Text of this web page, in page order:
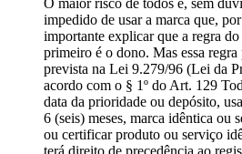
O maior risco de todos é, sem
impedido de usar a marca que,
importante explicar que a regra
primeiro é o dono. Mas essa regra
prevista na Lei 9.279/96 (Lei da
acordo com o § 1º do Art. 129
data da prioridade ou depósito,
6 (seis) meses, marca idêntica ou
ou certificar produto ou serviço